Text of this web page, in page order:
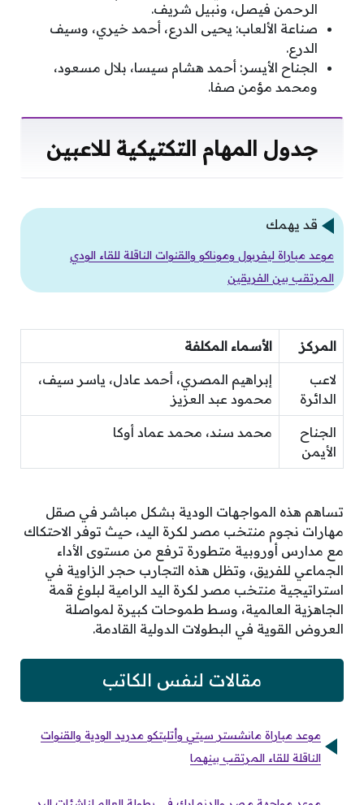
الرحمن فيصل، ونبيل شريف.
صناعة الألعاب: يحيى الدرع، أحمد خيري، وسيف
الدرع.
الجناح الأيسر: أحمد هشام سيسا، بلال مسعود،
ومحمد مؤمن صفا.
جدول المهام التكتيكية للاعبين
قد يهمك
موعد مباراة ليفربول وموناكو والقنوات الناقلة للقاء الودي
المرتقب بين الفريقين
المركز الأسماء المكلفة
لاعب
الدائرة
إبراهيم المصري، أحمد عادل، ياسر سيف،
محمود عبد العزيز
الجناح
الأيمن
محمد سند، محمد عماد أوكا
تساهم هذه المواجهات الودية بشكل مباشر في صقل
مهارات نجوم منتخب مصر لكرة اليد، حيث توفر الاحتكاك
مع مدارس أوروبية متطورة ترفع من مستوى الأداء
الجماعي للفريق، وتظل هذه التجارب حجر الزاوية في
استراتيجية منتخب مصر لكرة اليد الرامية لبلوغ قمة
الجاهزية العالمية، وسط طموحات كبيرة لمواصلة
العروض القوية في البطولات الدولية القادمة.
مقالات لنفس الكاتب
موعد مباراة مانشستر سيتي وأتليتكو مدريد الودية والقنوات
الناقلة للقاء المرتقب بينهما